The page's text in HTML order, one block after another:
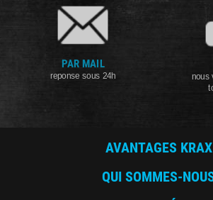
PAR MAIL
reponse sous 24h
nous
AVANTAGES KRAX
QUI SOMMES-